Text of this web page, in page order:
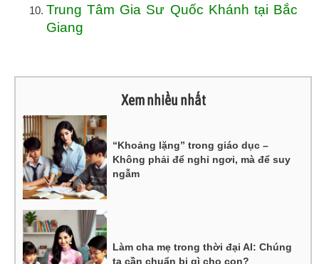
Trung Tâm Gia Sư Quốc Khánh tại Bắc
Giang
Xem nhiều nhất
“Khoảng lặng” trong giáo dục –
Không phải để nghỉ ngơi, mà để suy
ngẫm
Làm cha mẹ trong thời đại AI: Chúng
ta cần chuẩn bị gì cho con?